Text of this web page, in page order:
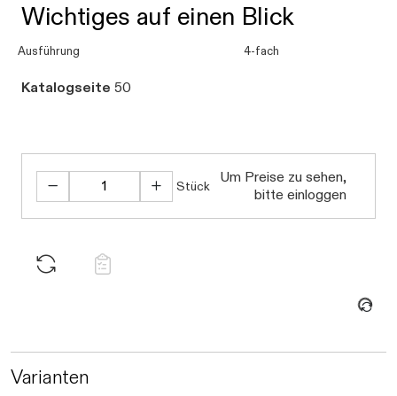
Wichtiges auf einen Blick
Ausführung 4-fach
Katalogseite 50
Stück
Um Preise zu sehen,
bitte einloggen
Daten werden geladen. Bitte warten...
Varianten